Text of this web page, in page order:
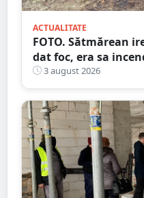
ACTUALITATE
FOTO. Sătmărean
dat foc, era sa
3 august 2026